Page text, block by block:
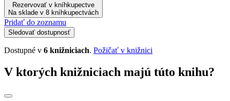
Rezervovať v kníhkupectve
Na sklade v 8 kníhkupectvách
Pridať do zoznamu
Sledovať dostupnosť
Dostupné v 6 knižniciach. Požičať v knižnici
V ktorých knižniciach majú túto knihu?